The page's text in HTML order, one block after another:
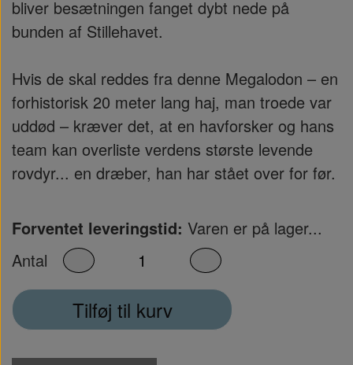
bliver besætningen fanget dybt nede på
bunden af Stillehavet.
Hvis de skal reddes fra denne Megalodon – en
forhistorisk 20 meter lang haj, man troede var
uddød – kræver det, at en havforsker og hans
team kan overliste verdens største levende
rovdyr... en dræber, han har stået over for før.
Forventet leveringstid: Varen er på lager...
Antal
Tilføj til kurv